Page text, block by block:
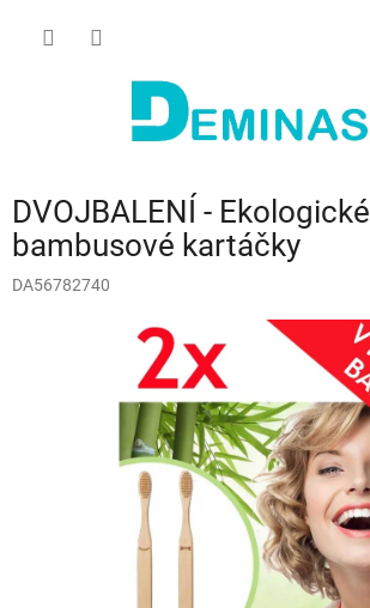
DVOJBALENÍ - Ekologické
bambusové kartáčky
DA56782740